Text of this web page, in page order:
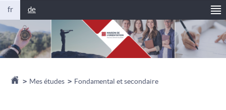
Changer
langue
fr de
Accueil
> Mes études > Fondamental et secondaire